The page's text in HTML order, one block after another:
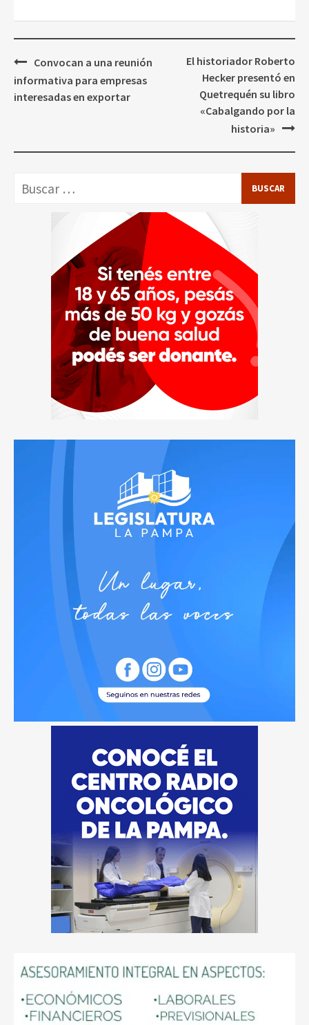
Navegación
de
entradas
Convocan a una reunión
informativa para empresas
interesadas en exportar
El historiador Roberto
Hecker presentó en
Quetrequén su libro
«Cabalgando por la
historia»
Buscar: